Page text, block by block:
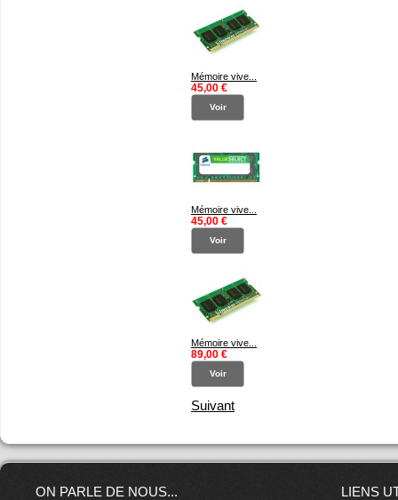
Mémoire vive...
45,00 €
Voir
Mémoire vive...
45,00 €
Voir
Mémoire vive...
89,00 €
Voir
Suivant
ON PARLE DE NOUS... LIENS